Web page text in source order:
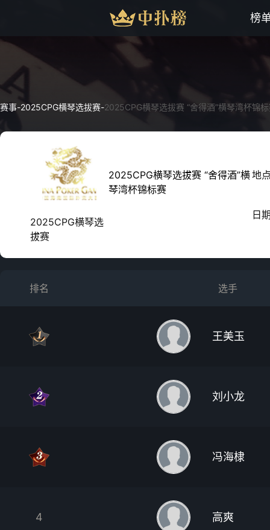
榜
赛事-2025CPG横琴选拔赛-2025CPG横琴选拔赛 “舍得酒”横琴湾杯锦
2025CPG横琴选
拔赛
2025CPG横琴选拔赛 “舍得酒”横
琴湾杯锦标赛
地
日
排名 选手
王美玉
刘小龙
冯海棣
4 高爽